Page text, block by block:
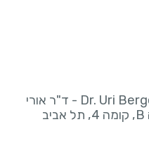
Dr. Uri Berger - Beauty Design - ד"ר אורי